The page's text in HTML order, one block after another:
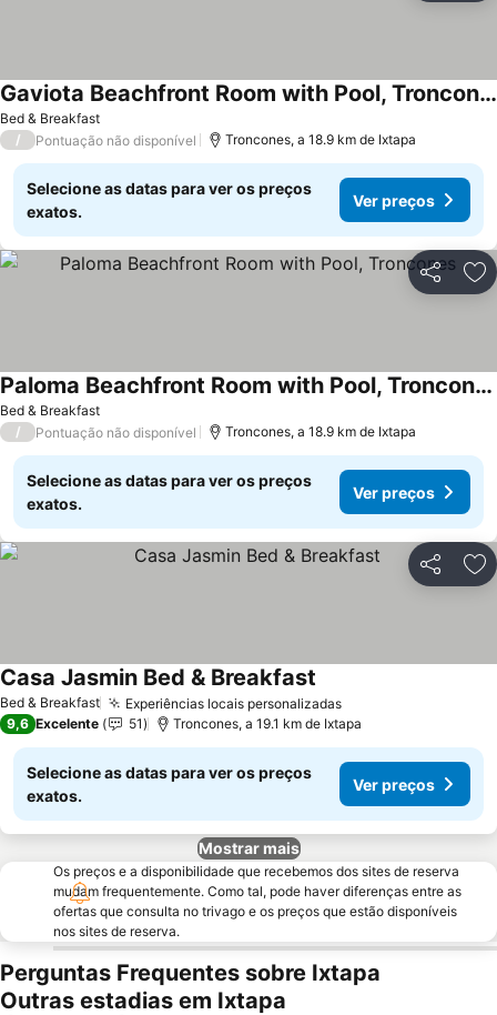
Bed & Breakfast
Gaviota Beachfront Room with Pool, Troncones
/ Pontuação não disponível Troncones, a 18.9 km de Ixtapa
Selecione as datas para ver os preços
exatos.
Ver preços
Partilhar
Bed & Breakfast
Paloma Beachfront Room with Pool, Troncones
/ Pontuação não disponível Troncones, a 18.9 km de Ixtapa
Selecione as datas para ver os preços
exatos.
Ver preços
Partilhar
Bed & Breakfast Experiências locais personalizadas
Casa Jasmin Bed & Breakfast
9,6 Excelente 51 Troncones, a 19.1 km de Ixtapa
Selecione as datas para ver os preços
exatos.
Ver preços
Mostrar mais
Os preços e a disponibilidade que recebemos dos sites de reserva
mudam frequentemente. Como tal, pode haver diferenças entre as
ofertas que consulta no trivago e os preços que estão disponíveis
nos sites de reserva.
Perguntas Frequentes sobre Ixtapa
Outras estadias em Ixtapa